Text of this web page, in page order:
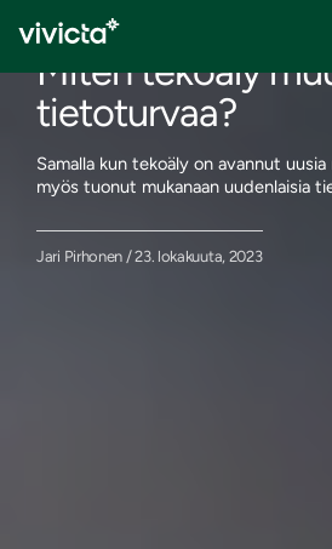
Miten tekoäly
tietoturvaa?
Samalla kun tekoäly on avannut
myös tuonut mukanaan uudenlaisia
Jari Pirhonen / 23. lokakuuta, 2023